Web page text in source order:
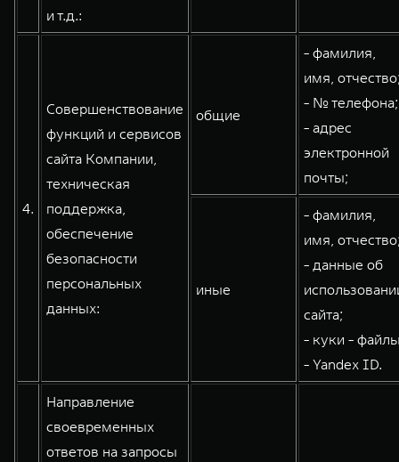
и т.д.:
4.
Совершенствование
функций и сервисов
сайта Компании,
техническая
поддержка,
обеспечение
безопасности
персональных
данных:
общие
- фамилия,
имя,
- № телефона;
- адрес
электронной
почты;
иные
- фамилия,
имя,
- данные об
сайта;
- куки -
- Yandex ID.
Направление
своевременных
ответов на запросы